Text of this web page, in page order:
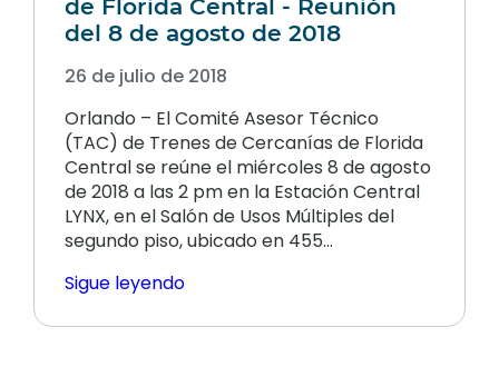
de Florida Central - Reunión
del 8 de agosto de 2018
26 de julio de 2018
Orlando – El Comité Asesor Técnico
(TAC) de Trenes de Cercanías de Florida
Central se reúne el miércoles 8 de agosto
de 2018 a las 2 pm en la Estación Central
LYNX, en el Salón de Usos Múltiples del
segundo piso, ubicado en 455…
Sigue leyendo